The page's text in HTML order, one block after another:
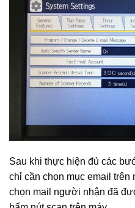
Sau khi thực hiện đủ các
chỉ cần chọn mục email trên
chọn mail người nhận đã